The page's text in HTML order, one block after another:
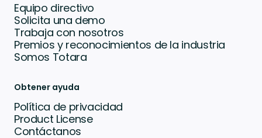
Equipo directivo
Solicita una demo
Trabaja con nosotros
Premios y reconocimientos de la industria
Somos Totara
Obtener ayuda
Política de privacidad
Product License
Contáctanos